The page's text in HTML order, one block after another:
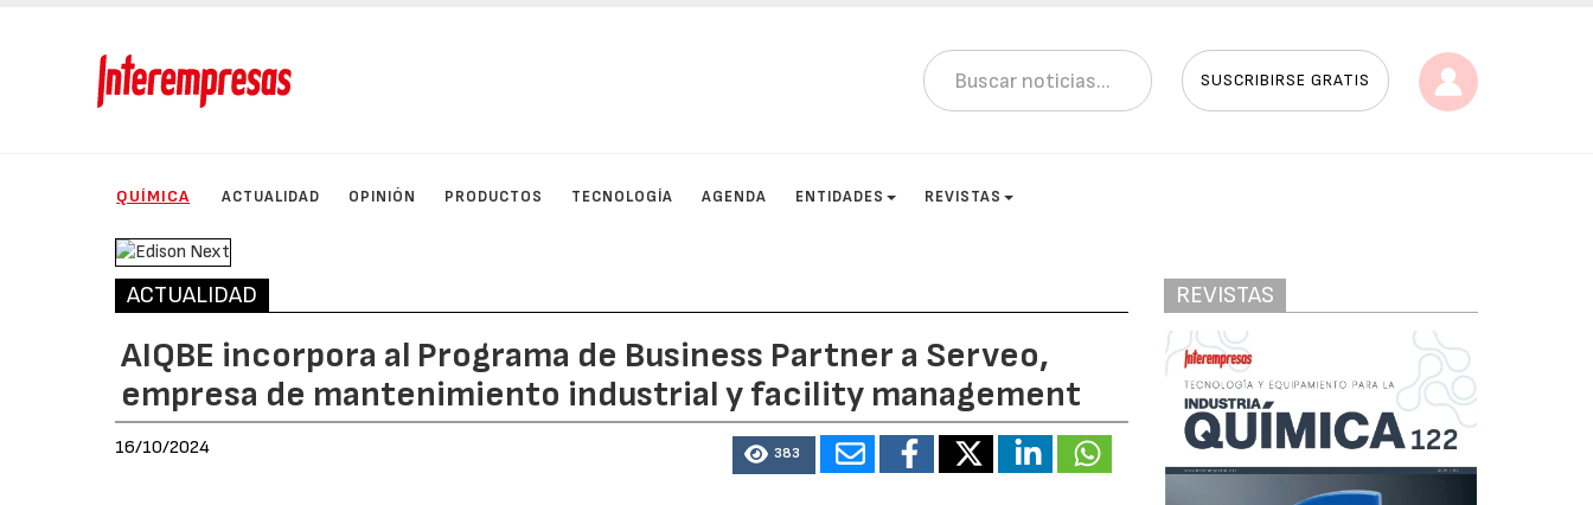
SUSCRIBIRSE GRATIS
QUÍMICA ACTUALIDAD OPINIÓN PRODUCTOS TECNOLOGÍA AGENDA ENTIDADES REVISTAS
ACTUALIDAD
AIQBE incorpora al Programa de Business Partner a Serveo,
empresa de mantenimiento industrial y facility management
16/10/2024 383
REVISTAS